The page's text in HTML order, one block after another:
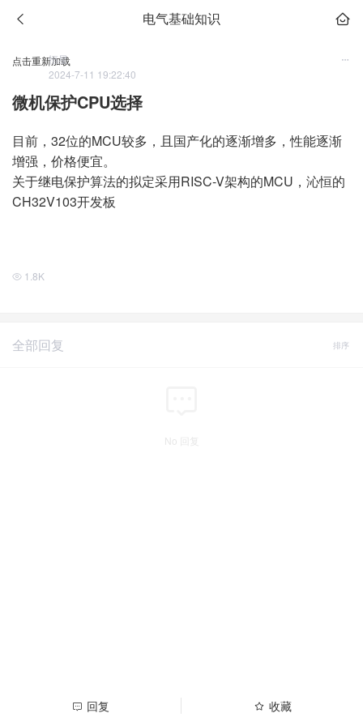
电气基础知识
点击重新加载
恒星
2024-7-11 19:22:40
微机保护CPU选择
目前，32位的MCU较多，且国产化的逐渐增多，性能逐渐
增强，价格便宜。
关于继电保护算法的拟定采用RISC-V架构的MCU，沁恒的
CH32V103开发板
1.8K
回复 收藏
全部回复 排序
No 回复